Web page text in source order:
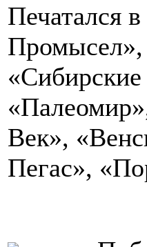
Печатался
Промысел»,
Век»,
Пегас»,